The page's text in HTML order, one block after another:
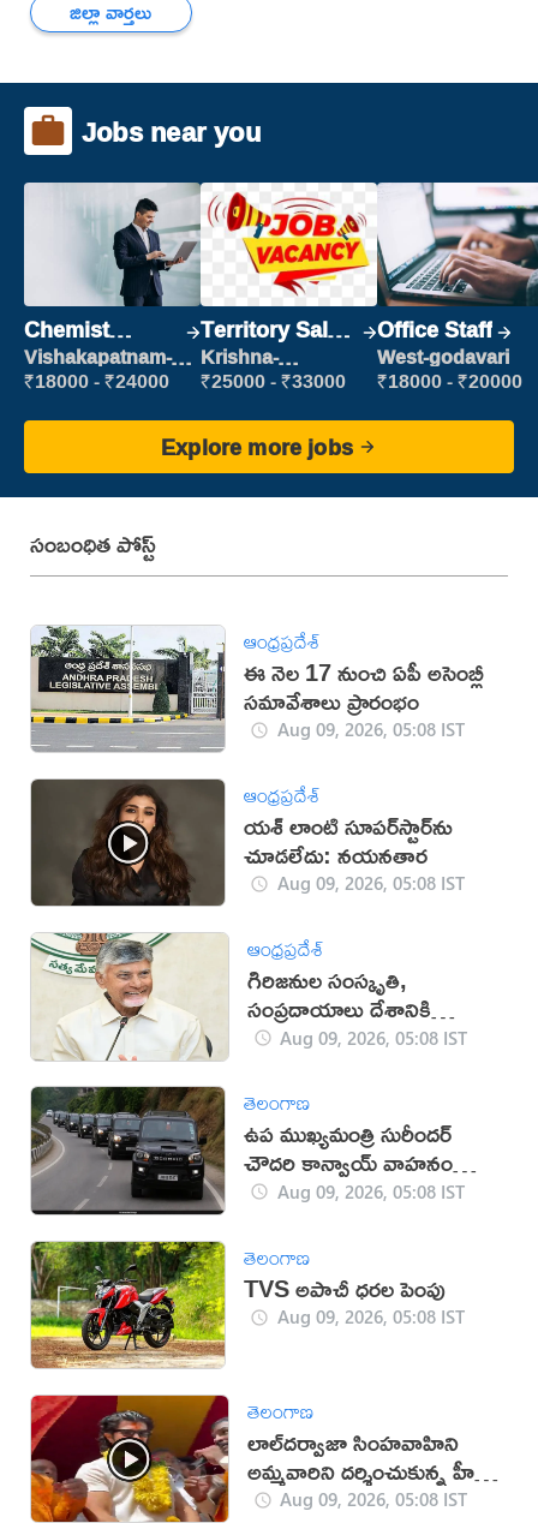
జిల్లా వార్తలు
Jobs near you
Chemist
Production
Executive
Vishakapatnam-
new
₹18000 - ₹24000
Territory Sales
Manager
Krishna-
vijayawada
₹25000 - ₹33000
Office Staff
West-godavari
₹18000 - ₹20000
Explore more jobs
సంబంధిత పోస్ట్
ఆంధ్రప్రదేశ్
ఈ నెల 17 నుంచి ఏపీ అసెంబ్లీ
సమావేశాలు ప్రారంభం
Aug 09, 2026, 05:08 IST
ఆంధ్రప్రదేశ్
యశ్ లాంటి సూపర్‌స్టార్‌ను
చూడలేదు: నయనతార
Aug 09, 2026, 05:08 IST
ఆంధ్రప్రదేశ్
గిరిజనుల సంస్కృతి,
సంప్రదాయాలు దేశానికి
గర్వకారణం: సీఎం చంద్రబాబు
Aug 09, 2026, 05:08 IST
తెలంగాణ
ఉప ముఖ్యమంత్రి సురీందర్
చౌదరి కాన్వాయ్ వాహనం
ఢీకొని వ్యక్తి మృతి!
Aug 09, 2026, 05:08 IST
తెలంగాణ
TVS అపాచీ ధరల పెంపు
Aug 09, 2026, 05:08 IST
తెలంగాణ
లాల్‌దర్వాజా సింహవాహిని
అమ్మవారిని దర్శించుకున్న హీరో
విజయ్‌Aug 09, 2026, 05:08 IST